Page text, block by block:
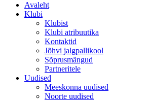
Avaleht
Klubi
Klubist
Klubi atribuutika
Kontaktid
Jõhvi jalgpallikool
Sõprusmängud
Partneritele
Uudised
Meeskonna uudised
Noorte uudised